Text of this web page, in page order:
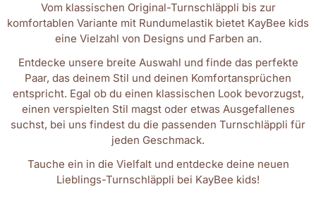
Vom klassischen Original-Turnschläppli bis zur
komfortablen Variante mit Rundumelastik bietet KayBee kids
eine Vielzahl von Designs und Farben an.
Entdecke unsere breite Auswahl und finde das perfekte
Paar, das deinem Stil und deinen Komfortansprüchen
entspricht. Egal ob du einen klassischen Look bevorzugst,
einen verspielten Stil magst oder etwas Ausgefallenes
suchst, bei uns findest du die passenden Turnschläppli für
jeden Geschmack.
Tauche ein in die Vielfalt und entdecke deine neuen
Lieblings-Turnschläppli bei KayBee kids!